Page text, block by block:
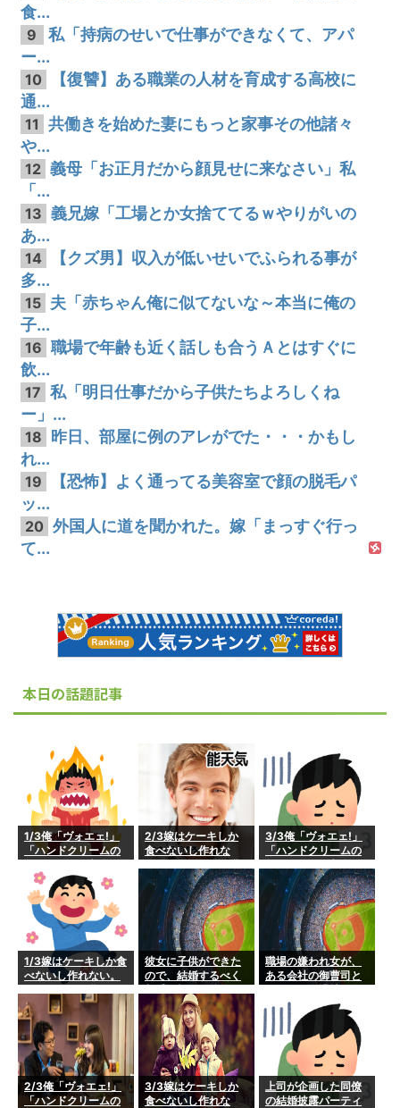
食...
9
私「持病のせいで仕事ができなくて、アパ
ー...
10
【復讐】ある職業の人材を育成する高校に
通...
11
共働きを始めた妻にもっと家事その他諸々
や...
12 義母「お正月だから顔見せに来なさい」私
「...
13 義兄嫁「工場とか女捨ててるｗやりがいの
あ...
14
【クズ男】収入が低いせいでふられる事が
多...
15 夫「赤ちゃん俺に似てないな～本当に俺の
子...
16 職場で年齢も近く話しも合うＡとはすぐに
飲...
17 私「明日仕事だから子供たちよろしくね
ー」...
18
昨日、部屋に例のアレがでた・・・かもし
れ...
19
【恐怖】よく通ってる美容室で顔の脱毛パ
ッ...
20 外国人に道を聞かれた。嫁「まっすぐ行っ
て...
本日の話題記事
1/3俺「ヴォエェ!」
「ハンドクリームの
んか食えるか！臭
い！」なぜ匂いを自
身につけたがるの
か？→話し合いをす
ると、嫁の過去のト
ラウマがそうさせて
いた…
2/3嫁はケーキしか
食べないし作れな
血で倒れて、嫁父に
俺が殴られた→俺
「だから肉とか野菜
食えって！」嫁「嫌
いなものを食べさせ
るのはDV」俺「」→
キチ修羅場に。
3/3俺「ヴォエェ!」
「ハンドクリームの
んか食えるか！臭
い！」なぜ匂いを自
身につけたがるの
か？→話し合いをす
ると、嫁の過去のト
ラウマがそうさせて
いた…
1/3嫁はケーキしか食
べないし作れない。
倒れて、嫁父に俺が
殴られた→俺「だか
ら肉とか野菜食えっ
て！」嫁「嫌いなも
のを食べさせるのは
DV」俺「」→キチ修
羅場に。
彼女に子供ができた
ので、結婚するべく
考えていた。すると
数日後、知らない番
号から電話が掛かっ
て来て…
職場の嫌われ女が、
ある会社の御曹司と
われ女「披露宴に来
てね～」同僚達(嫌
だ…)上司「話し合っ
て5人は出席しなさ
い」→とんでもない
事に…
2/3俺「ヴォエェ!」
「ハンドクリームの
3/3嫁はケーキしか
食べないし作れな
上司が企画した同僚
の結婚披露パーティ